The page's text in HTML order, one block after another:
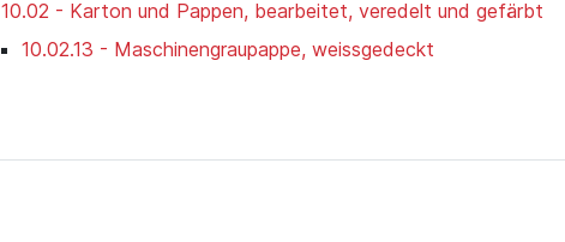
10.02 - Karton und Pappen, bearbeitet, veredelt und gefärbt
10.02.13 - Maschinengraupappe, weissgedeckt